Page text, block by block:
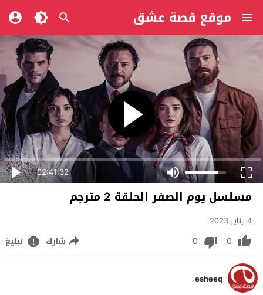
موقع قصة عشق
02:41:32
مسلسل يوم الصفر الحلقة 2 مترجم
4 يناير 2023
0
0 شارك تبليغ
esheeq